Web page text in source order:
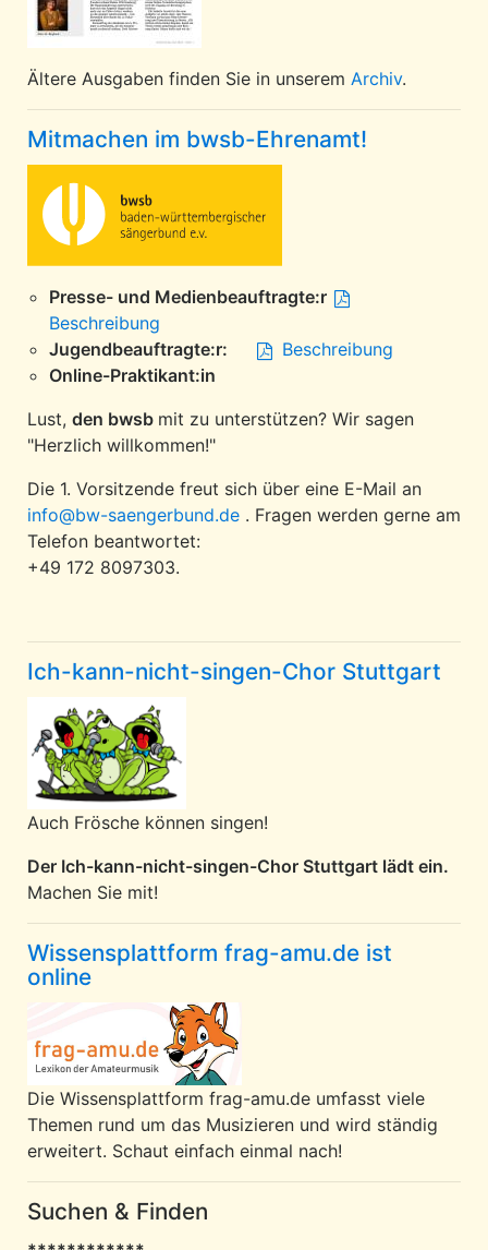
Ältere Ausgaben finden Sie in unserem Archiv.
Mitmachen im bwsb-Ehrenamt!
Presse- und Medienbeauftragte:r
Beschreibung
Jugendbeauftragte:r:
Beschreibung
Online-Praktikant:in
Lust, den bwsb mit zu unterstützen? Wir sagen
"Herzlich willkommen!"
Die 1. Vorsitzende freut sich über eine E-Mail an
info@bw-saengerbund.de . Fragen werden gerne am
Telefon beantwortet:
+49 172 8097303.
Ich-kann-nicht-singen-Chor Stuttgart
Auch Frösche können singen!
Der Ich-kann-nicht-singen-Chor Stuttgart lädt ein.
Machen Sie mit!
Wissensplattform frag-amu.de ist
online
Die Wissensplattform frag-amu.de umfasst viele
Themen rund um das Musizieren und wird ständig
erweitert. Schaut einfach einmal nach!
Suchen & Finden